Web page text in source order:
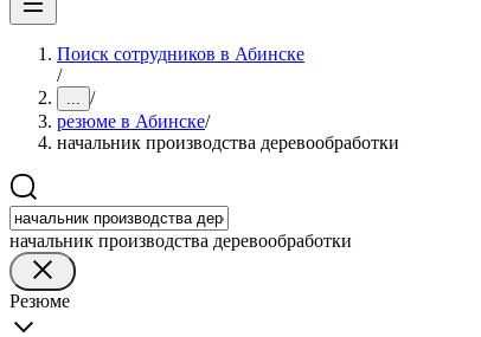
Поиск сотрудников в Абинске
/
... /
резюме в Абинске/
начальник производства деревообработки
начальник производства деревообработки
Резюме